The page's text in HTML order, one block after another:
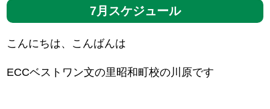
7月スケジュール
こんにちは、こんばんは
ECCベストワン文の里昭和町校の川原です